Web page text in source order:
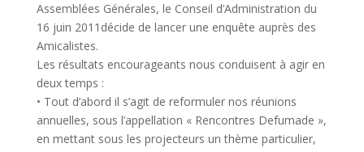
Assemblées Générales, le Conseil d’Administration du
16 juin 2011décide de lancer une enquête auprès des
Amicalistes.
Les résultats encourageants nous conduisent à agir en
deux temps :
• Tout d’abord il s’agit de reformuler nos réunions
annuelles, sous l’appellation « Rencontres Defumade »,
en mettant sous les projecteurs un thème particulier,